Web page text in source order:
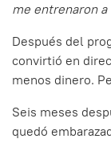
me entrenaron a
Después del
convirtió en
menos dinero.
Seis meses
quedó